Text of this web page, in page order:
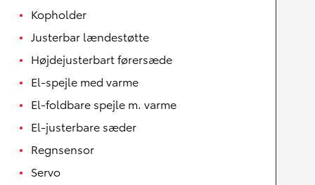
Kopholder
Justerbar lændestøtte
Højdejusterbart førersæde
El-spejle med varme
El-foldbare spejle m. varme
El-justerbare sæder
Regnsensor
Servo